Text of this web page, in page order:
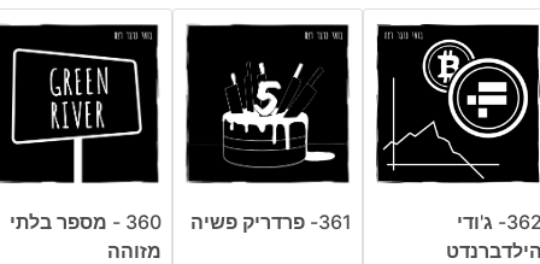
362- ג'ודי
361- פרדריק פשיה
360 - מספר בלתי
מזוהה